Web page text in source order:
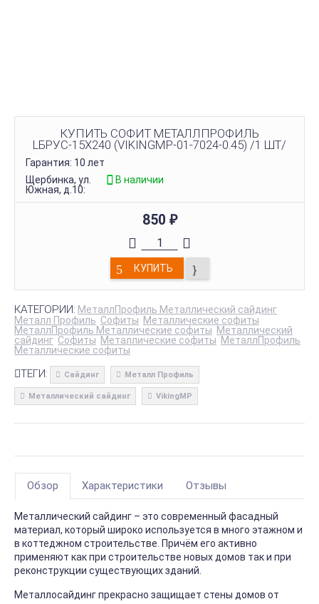
КУПИТЬ СОФИТ МЕТАЛЛПРОФИЛЬ
LБРУС-15Х240 (VIKINGMP-01-7024-0.45) /1 ШТ/
Гарантия: 10 лет
Щербинка, ул.
Южная, д.10:
В наличии
850 ₽
КУПИТЬ
КАТЕГОРИИ: МеталлПрофиль Металлический сайдинг
Металл Профиль Софиты Металлические софиты
МеталлПрофиль Металлические софиты Металлический
сайдинг Софиты Металлические софиты МеталлПрофиль
Металлические софиты
ТЕГИ: Сайдинг Металл Профиль
Металлический сайдинг VikingMP
Обзор Характеристики Отзывы
Металлический сайдинг – это современный фасадный
материал, который широко используется в много этажном и
в коттеджном строительстве. Причём его активно
применяют как при строительстве новых домов так и при
реконструкции существующих зданий.
Металлосайдинг прекрасно защищает стены домов от